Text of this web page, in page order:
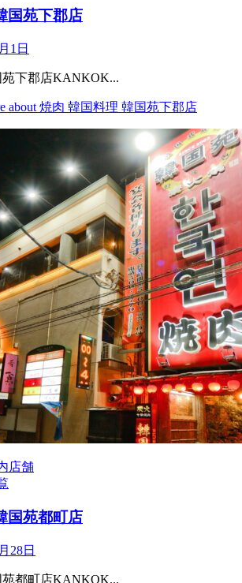
国苑下郡店
1日
下郡店KANKOK...
about 焼肉 韓国料理 韓国苑下郡店
店舗
国苑都町店
28日
都町店KANKOK...